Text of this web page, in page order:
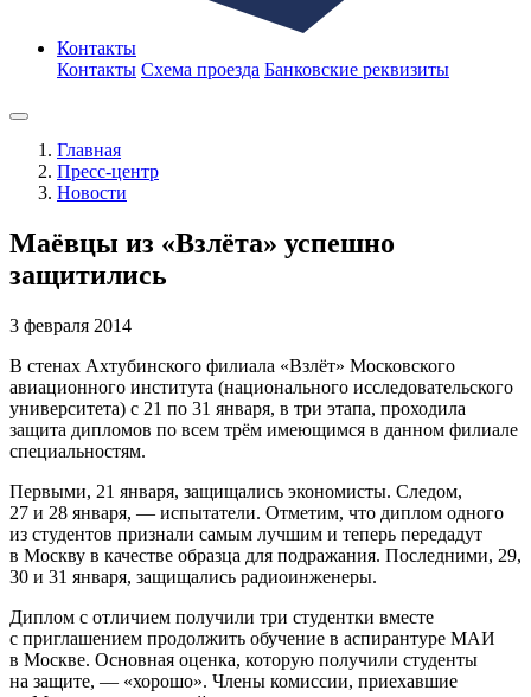
Контакты
Контакты Схема проезда Банковские реквизиты
Главная
Пресс-центр
Новости
Маёвцы из «Взлёта» успешно
защитились
3 февраля 2014
В стенах Ахтубинского филиала «Взлёт» Московского
авиационного института (национального исследовательского
университета) с 21 по 31 января, в три этапа, проходила
защита дипломов по всем трём имеющимся в данном филиале
специальностям.
Первыми, 21 января, защищались экономисты. Следом,
27 и 28 января, — испытатели. Отметим, что диплом одного
из студентов признали самым лучшим и теперь передадут
в Москву в качестве образца для подражания. Последними, 29,
30 и 31 января, защищались радиоинженеры.
Диплом с отличием получили три студентки вместе
с приглашением продолжить обучение в аспирантуре МАИ
в Москве. Основная оценка, которую получили студенты
на защите, — «хорошо». Члены комиссии, приехавшие